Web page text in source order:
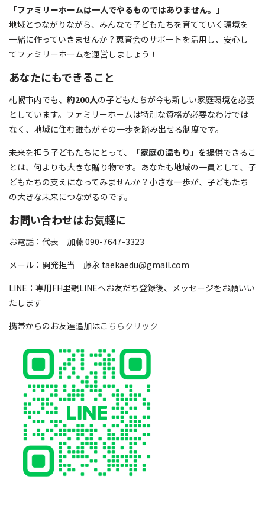
「ファミリーホームは一人でやるものではありません。
」
地域とつながりながら、みんなで子どもたちを育てていく環境を
一緒に作っていきませんか？恵育会のサポートを活用し、安心し
てファミリーホームを運営しましょう！
あなたにもできること
札幌市内でも、 約200人の子どもたちが今も新しい家庭環境を必要
としています。ファミリーホームは特別な資格が必要なわけでは
なく、地域に住む誰もがその一歩を踏み出せる制度です。
未来を担う子どもたちにとって、
「家庭の温もり」を提供できるこ
とは、何よりも大きな贈り物です。あなたも地域の一員として、子
どもたちの支えになってみませんか？小さな一歩が、子どもたち
の大きな未来につながるのです。
お問い合わせはお気軽に
お電話：代表 加藤 090-7647-3323
メール：開発担当 藤永 taekaedu@gmail.com
LINE：専用FH里親LINEへお友だち登録後、メッセージをお願いい
たします
携帯からのお友達追加はこちらクリック